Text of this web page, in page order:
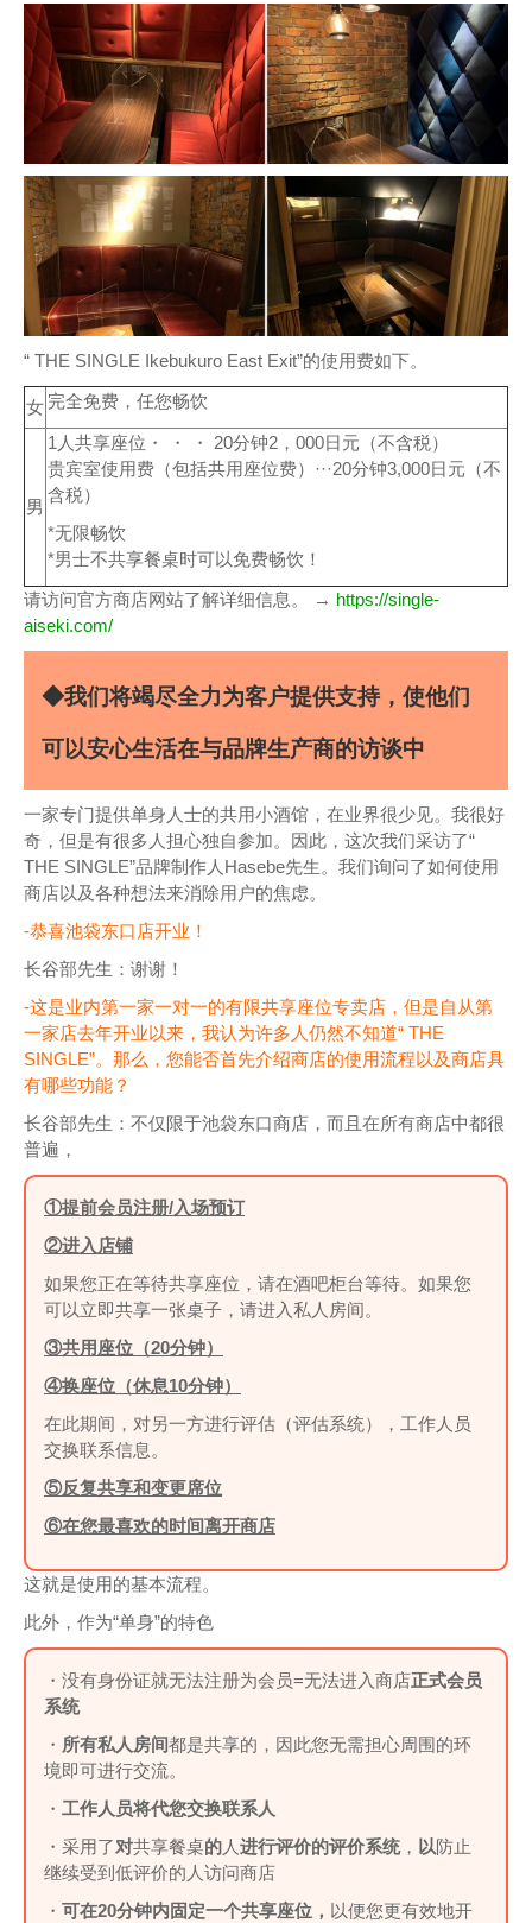
“ THE SINGLE Ikebukuro East Exit”的使用费如下。
女 完全免费，任您畅饮
男
1人共享座位・ ・ ・ 20分钟2，000日元（不含税）
贵宾室使用费（包括共用座位费）···20分钟3,000日元（不
含税）
*无限畅饮
*男士不共享餐桌时可以免费畅饮！
请访问官方商店网站了解详细信息。 → https://single-
aiseki.com/
◆我们将竭尽全力为客户提供支持，使他们
可以安心生活在与品牌生产商的访谈中
一家专门提供单身人士的共用小酒馆，在业界很少见。我很好
奇，但是有很多人担心独自参加。因此，这次我们采访了“
THE SINGLE”品牌制作人Hasebe先生。我们询问了如何使用
商店以及各种想法来消除用户的焦虑。
-恭喜池袋东口店开业！
长谷部先生：谢谢！
-这是业内第一家一对一的有限共享座位专卖店，但是自从第
一家店去年开业以来，我认为许多人仍然不知道“ THE
SINGLE”。那么，您能否首先介绍商店的使用流程以及商店具
有哪些功能？
长谷部先生：不仅限于池袋东口商店，而且在所有商店中都很
普遍，
①提前会员注册/入场预订
②进入店铺
如果您正在等待共享座位，请在酒吧柜台等待。如果您
可以立即共享一张桌子，请进入私人房间。
③共用座位（20分钟）
④换座位（休息10分钟）
在此期间，对另一方进行评估（评估系统），工作人员
交换联系信息。
⑤反复共享和变更席位
⑥在您最喜欢的时间离开商店
这就是使用的基本流程。
此外，作为“单身”的特色
・没有身份证就无法注册为会员=无法进入商店正式会员
系统
・ 所有私人房间都是共享的，因此您无需担心周围的环
境即可进行交流。
・ 工作人员将代您交换联系人
・采用了对共享餐桌的人进行评价的评价系统， 以防止
继续受到低评价的人访问商店
・ 可在20分钟内固定一个共享座位， 以便您更有效地开